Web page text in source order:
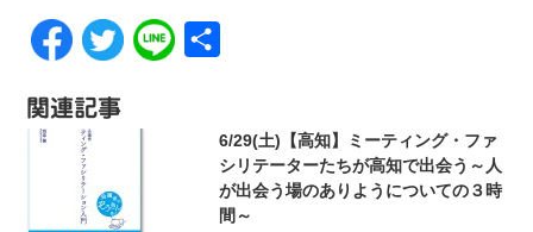
関連記事
6/29(土)【高知】ミーティング・ファ
シリテーターたちが高知で出会う～人
が出会う場のありようについての３時
間～